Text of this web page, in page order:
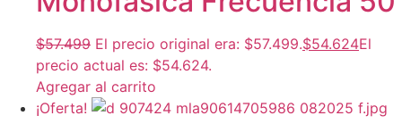
$57.499 El precio original era: $57.499.$54.624El
precio actual es: $54.624.
Agregar al carrito
¡Oferta!